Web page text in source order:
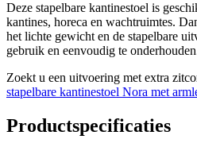
Deze stapelbare kantinestoel is
kantines, horeca en wachtruimtes.
het lichte gewicht en de stapelbare
gebruik en eenvoudig te
Zoekt u een uitvoering met extra
stapelbare kantinestoel Nora met
Productspecificaties